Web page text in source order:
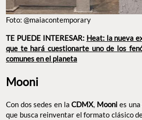
Foto: @maiacontemporary
TE PUEDE INTERESAR: Heat: la nueva
que te hará cuestionarte uno de los
comunes en el planeta
Mooni
Con dos sedes en laCDMX, Mooni es
que busca reinventar el formato clásico